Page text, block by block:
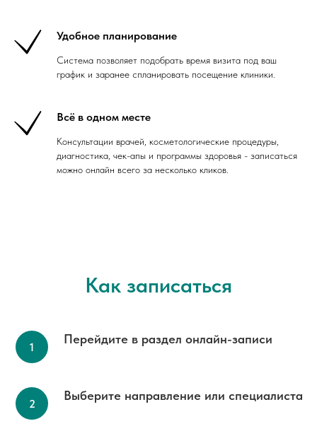
Удобное планирование
Система позволяет подобрать время визита под ваш
график и заранее спланировать посещение клиники.
Всё в одном месте
Консультации врачей, косметологические процедуры,
диагностика, чек-апы и программы здоровья - записаться
можно онлайн всего за несколько кликов.
Как записаться
Перейдите в раздел онлайн-записи
Выберите направление или специалиста